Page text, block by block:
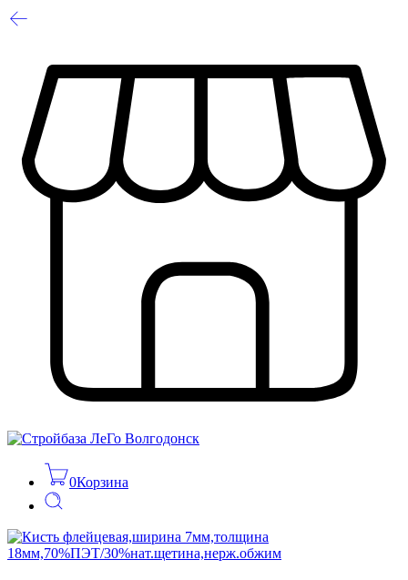
0Корзина